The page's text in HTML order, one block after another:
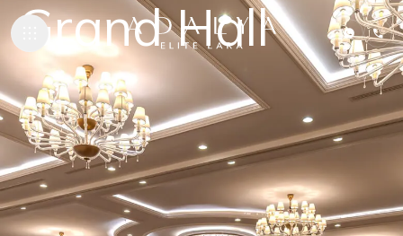
ПЛЯЖИ И
Grand Hall